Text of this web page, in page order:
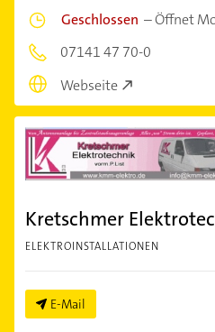
Geschlossen –Öffnet
07141 47 70-0
Webseite
Kretschmer
ELEKTROINSTALLATIONEN
E-Mail